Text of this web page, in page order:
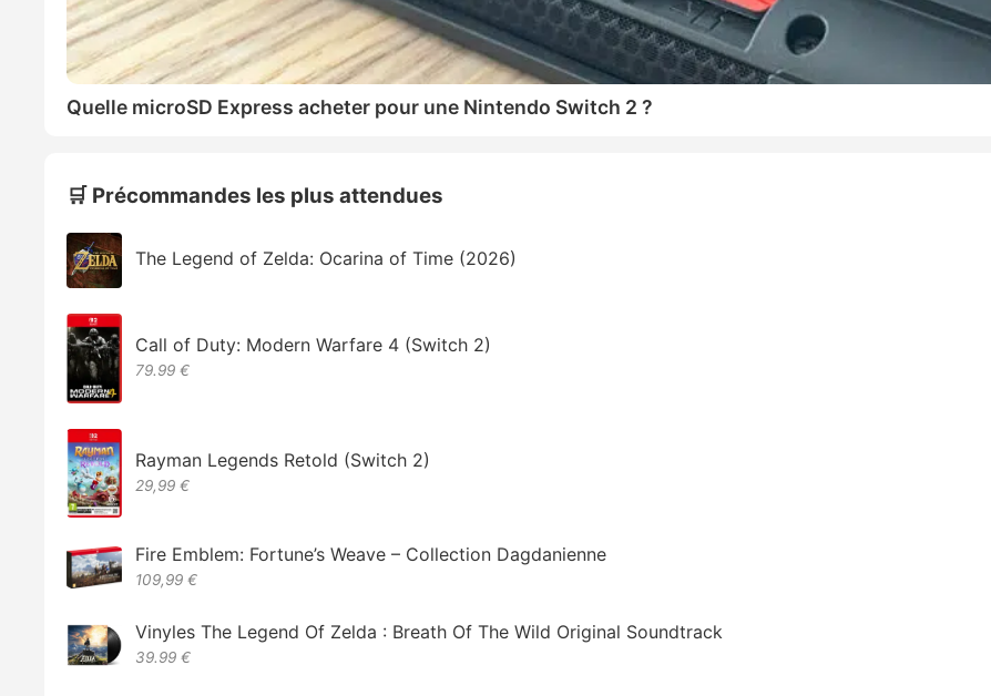
Quelle microSD Express acheter pour une Nintendo Switch 2 ?
🛒 Précommandes les plus attendues
The Legend of Zelda: Ocarina of Time (2026)
Call of Duty: Modern Warfare 4 (Switch 2)
79.99 €
Rayman Legends Retold (Switch 2)
29,99 €
Fire Emblem: Fortune’s Weave – Collection Dagdanienne
109,99 €
Vinyles The Legend Of Zelda : Breath Of The Wild Original Soundtrack
39.99 €